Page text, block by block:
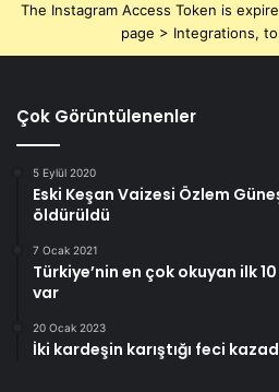
The Instagram Access Token is
page > Integrations,
Çok Görüntülenenler
5 Eylül 2020
Eski Keşan Vaizesi Özlem
öldürüldü
7 Ocak 2021
Türkiye’nin en çok okuyan ilk
var
20 Ocak 2023
İki kardeşin karıştığı feci